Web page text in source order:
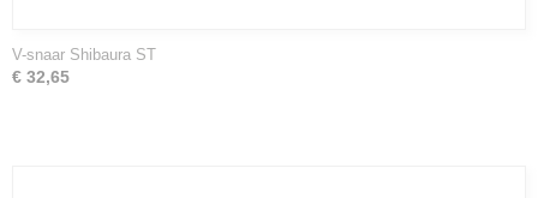
V-snaar Shibaura ST
€ 32,65